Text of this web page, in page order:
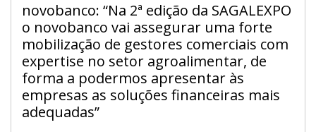
novobanco: “Na 2ª edição da SAGALEXPO
o novobanco vai assegurar uma forte
mobilização de gestores comerciais com
expertise no setor agroalimentar, de
forma a podermos apresentar às
empresas as soluções financeiras mais
adequadas”